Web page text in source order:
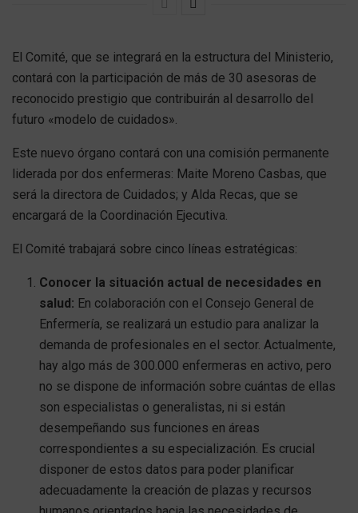
El Comité, que se integrará en la estructura del Ministerio,
contará con la participación de más de 30 asesoras de
reconocido prestigio que contribuirán al desarrollo del
futuro «modelo de cuidados».
Este nuevo órgano contará con una comisión permanente
liderada por dos enfermeras: Maite Moreno Casbas, que
será la directora de Cuidados; y Alda Recas, que se
encargará de la Coordinación Ejecutiva.
El Comité trabajará sobre cinco líneas estratégicas:
Conocer la situación actual de necesidades en
salud: En colaboración con el Consejo General de
Enfermería, se realizará un estudio para analizar la
demanda de profesionales en el sector. Actualmente,
hay algo más de 300.000 enfermeras en activo, pero
no se dispone de información sobre cuántas de ellas
son especialistas o generalistas, ni si están
desempeñando sus funciones en áreas
correspondientes a su especialización. Es crucial
disponer de estos datos para poder planificar
adecuadamente la creación de plazas y recursos